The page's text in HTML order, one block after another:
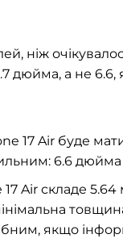
ніж
дюйма, а не 6.6,
17 Air буде
6.6
Air складе
якщо